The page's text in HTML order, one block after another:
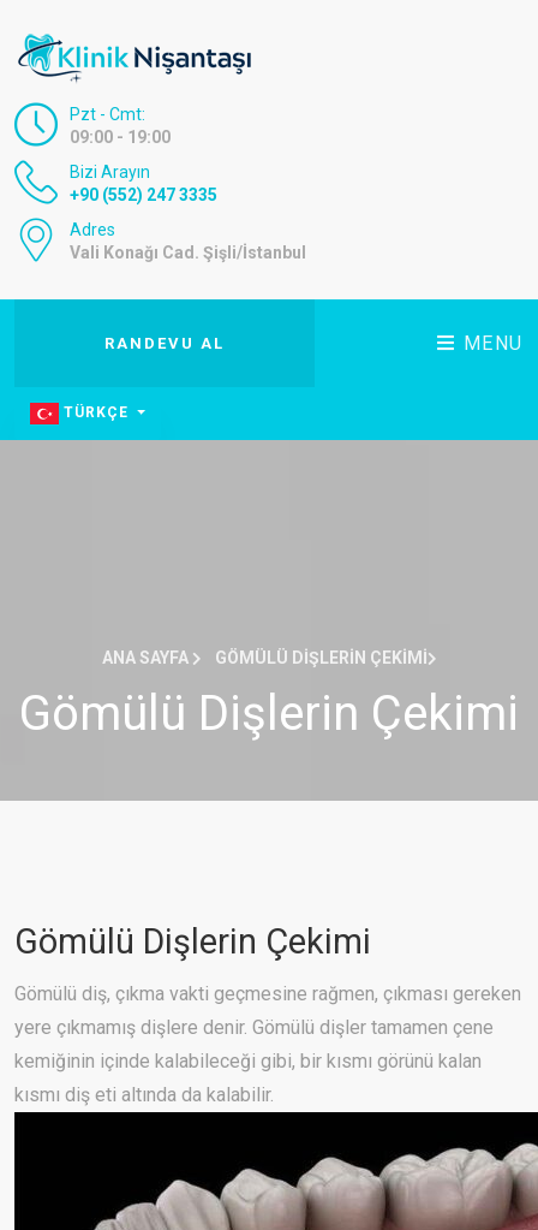
Pzt - Cmt:
09:00 - 19:00
Bizi Arayın
+90 (552) 247 3335
Adres
Vali Konağı Cad. Şişli/İstanbul
RANDEVU AL MENU
TÜRKÇE
ANA SAYFA GÖMÜLÜ DIŞLERIN ÇEKIMI
Gömülü Dişlerin Çekimi
Gömülü Dişlerin Çekimi
Gömülü diş, çıkma vakti geçmesine rağmen, çıkması gereken
yere çıkmamış dişlere denir. Gömülü dişler tamamen çene
kemiğinin içinde kalabileceği gibi, bir kısmı görünü kalan
kısmı diş eti altında da kalabilir.